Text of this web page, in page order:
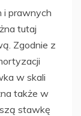
i prawnych
tutaj
Zgodnie z
w skali
także w
stawkę